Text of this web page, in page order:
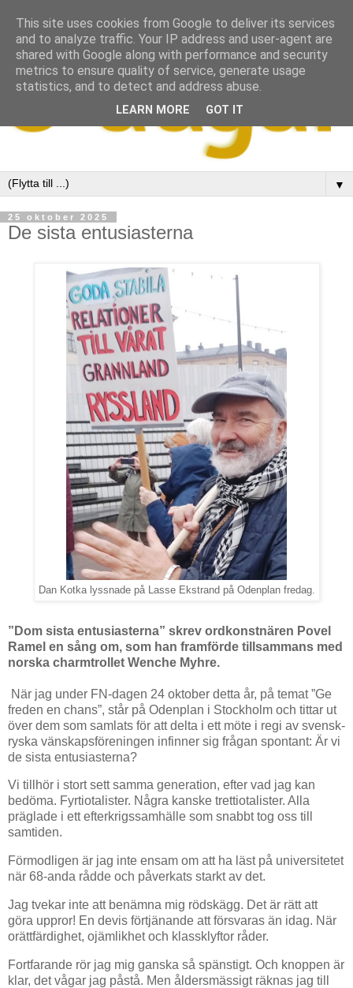
▼
25 oktober 2025
De sista entusiasterna
Dan Kotka lyssnade på Lasse Ekstrand på Odenplan fredag.
”Dom sista entusiasterna” skrev ordkonstnären Povel
Ramel en sång om, som han framförde tillsammans med
norska charmtrollet Wenche Myhre.
När jag under FN-dagen 24 oktober detta år, på temat ”Ge
freden en chans”, står på Odenplan i Stockholm och tittar ut
över dem som samlats för att delta i ett möte i regi av svensk-
ryska vänskapsföreningen infinner sig frågan spontant: Är vi
de sista entusiasterna?
Vi tillhör i stort sett samma generation, efter vad jag kan
bedöma. Fyrtiotalister. Några kanske trettiotalister. Alla
präglade i ett efterkrigssamhälle som snabbt tog oss till
samtiden.
Förmodligen är jag inte ensam om att ha läst på universitetet
när 68-anda rådde och påverkats starkt av det.
Jag tvekar inte att benämna mig rödskägg. Det är rätt att
göra uppror! En devis förtjänande att försvaras än idag. När
orättfärdighet, ojämlikhet och klassklyftor råder.
Fortfarande rör jag mig ganska så spänstigt. Och knoppen är
klar, det vågar jag påstå. Men åldersmässigt räknas jag till
This site uses cookies from Google to deliver its services
and to analyze traffic. Your IP address and user-agent are
shared with Google along with performance and security
metrics to ensure quality of service, generate usage
statistics, and to detect and address abuse.
LEARN MORE GOT IT